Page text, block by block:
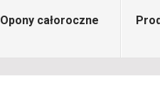
Opony całoroczne